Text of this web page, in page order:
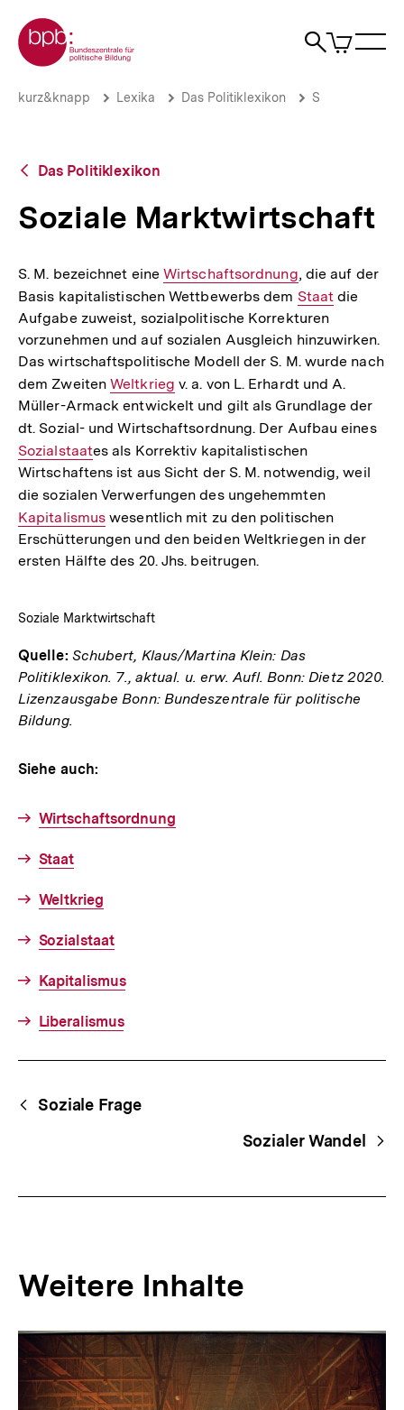
zum
Seiteninhalt
springen
Zur Startseite der bpb
Suche
Artikel
im
Soziale
Brotkrümelnavigation
Pfadnavigation
kurz&knapp Lexika Das Politiklexikon S
Zurück
Übersicht
Das Politiklexikon
Soziale Marktwirtschaft
S. M. bezeichnet eine Interner
Link:
Wirtschaftsordnung, die auf der
Basis kapitalistischen Wettbewerbs dem Interner
Link:
Staatdie
Aufgabe zuweist, sozialpolitische Korrekturen
vorzunehmen und auf sozialen Ausgleich hinzuwirken.
Das wirtschaftspolitische Modell der S. M. wurde nach
dem ZweitenInterner
Link:
Weltkrieg v. a. von L. Erhardt und A.
Müller-Armack entwickelt und gilt als Grundlage der
dt. Sozial- und Wirtschaftsordnung. Der Aufbau eines
Sozialstaates als Korrektiv kapitalistischen
Wirtschaftens ist aus Sicht der S. M. notwendig, weil
die sozialen Verwerfungen des ungehemmtenInterner
Link:
Kapitalismus wesentlich mit zu den politischen
Erschütterungen und den beiden Weltkriegen in der
ersten Hälfte des 20. Jhs. beitrugen.
Soziale Marktwirtschaft
Quelle: Schubert, Klaus/Martina Klein: Das
Politiklexikon. 7., aktual. u. erw. Aufl. Bonn: Dietz 2020.
Lizenzausgabe Bonn: Bundeszentrale für politische
Bildung.
Siehe auch:
Wirtschaftsordnung
Staat
Weltkrieg
Sozialstaat
Kapitalismus
Liberalismus
Begriffsnavigation
Content-
Navigation
Soziale Frage
Sozialer Wandel
Weitere Inhalte
Inhaltskarousell
für
weitere
Inhalte
Inhaltskarussell
überspringen